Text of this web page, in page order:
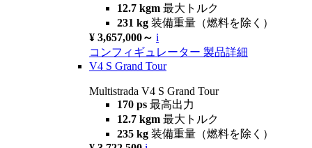
12.7 kgm 最大トルク
231 kg 装備重量（燃料を除く）
¥ 3,657,000～ i
コンフィギュレーター 製品詳細
V4 S Grand Tour
Multistrada V4 S Grand Tour
170 ps 最高出力
12.7 kgm 最大トルク
235 kg 装備重量（燃料を除く）